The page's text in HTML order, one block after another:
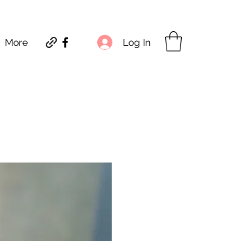
More Log In